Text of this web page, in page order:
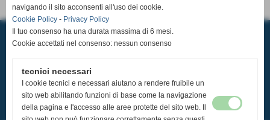
Via Tosco Romagnola,2480, 56023 - Cascina (Pisa)
P.I. 02185350507 C.F 93084600506
email:
ufficio stampa: ufficiostampa@pallavolocasciavola.it -352 0071268
Tutti i diritti sono riservati e soggetti a copyright.
L'utilizzo delle immagini deve essere esplicitamente richiesto a:
navigando il sito acconsenti all'uso dei cookie.
Cookie Policy - Privacy Policy
Il tuo consenso ha una durata massima di 6 mesi.
Cookie accettati nel consenso: nessun consenso
tecnici necessari
I cookie tecnici e necessari aiutano a rendere fruibile un
sito web abilitando funzioni di base come la navigazione
della pagina e l'accesso alle aree protette del sito web. Il